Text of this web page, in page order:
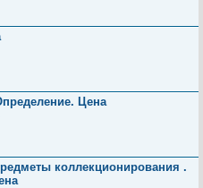
Цена
коллекционирования .